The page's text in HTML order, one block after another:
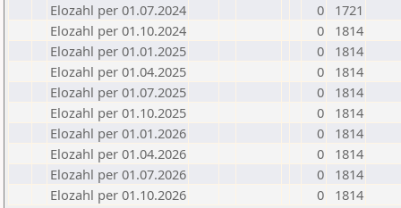
Elozahl per 01.07.2024
0
1721
Elozahl per 01.10.2024
0
1814
Elozahl per 01.01.2025
0
1814
Elozahl per 01.04.2025
0
1814
Elozahl per 01.07.2025
0
1814
Elozahl per 01.10.2025
0
1814
Elozahl per 01.01.2026
0
1814
Elozahl per 01.04.2026
0
1814
Elozahl per 01.07.2026
0
1814
Elozahl per 01.10.2026
0 1814